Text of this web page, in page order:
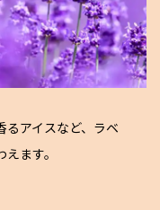
るアイスなど、ラベ
ます。